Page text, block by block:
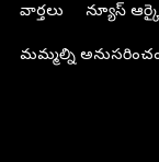
వార్తలు
న్యూస్
మమ్మల్ని